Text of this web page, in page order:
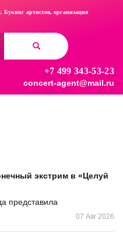
Букинг артистов, организация
+7 499 343-53-23
concert-agent@mail.ru
экстрим в «Целуй
представила
07 Авг 2026